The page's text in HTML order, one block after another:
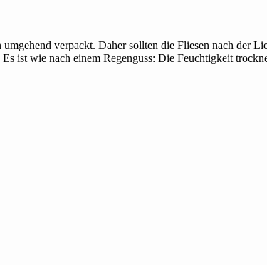
verpackt. Daher sollten die Fliesen nach der
ist wie nach einem Regenguss: Die Feuchtigkeit